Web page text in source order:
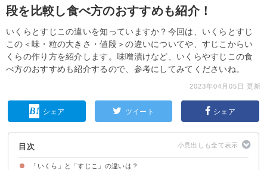
段を比較し食べ方のおすすめも紹介！
いくらとすじこの違いを知っていますか？今回は、いくらとすじ
この＜味・粒の大きさ・値段＞の違いについてや、すじこからい
くらの作り方を紹介します。味噌漬けなど、いくらやすじこの食
べ方のおすすめも紹介するので、参考にしてみてくださいね。
2023年04月05日 更新
シェア ツイート シェア
目次
「いくら」と「すじこ」の違いは？